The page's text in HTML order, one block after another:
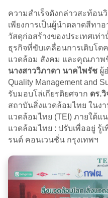
ความสำเร็จดังกล่าวสะท้อน
เพียงการเป็นผู้นำตลาดสีทา
วัสดุก่อสร้างของประเทศเท่
ธุรกิจที่ขับเคลื่อนการเติบโ
แวดล้อม สังคม และคุณภาพ
นางสาววิภาดา นาคไพรัช ผู้
Quality Management and
รับมอบโล่เกียรติยศจาก ดร.
สถาบันสิ่งแวดล้อมไทย ในง
แวดล้อมไทย (TEI) ภายใต้แ
แวดล้อมไทย : ปรับเพื่ออยู่ รู้
รนด์ คอนเวนชั่น กรุงเทพฯ